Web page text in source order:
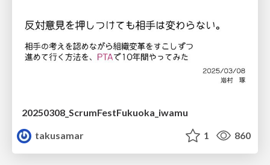
20250308_ScrumFestFukuoka_iwamu
takusamar
1 860